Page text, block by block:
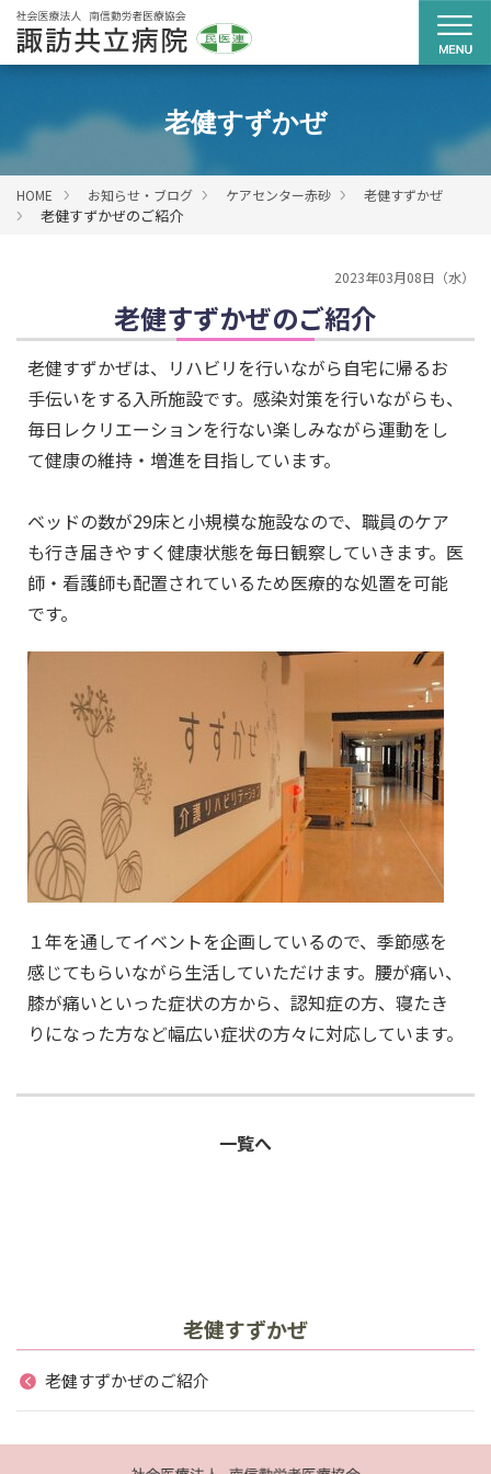
老健すずかぜ
HOME お知らせ・ブログ ケアセンター赤砂 老健すずかぜ
老健すずかぜのご紹介
2023年03月08日（水）
老健すずかぜのご紹介
老健すずかぜは、リハビリを行いながら自宅に帰るお
手伝いをする入所施設です。感染対策を行いながらも、
毎日レクリエーションを行ない楽しみながら運動をし
て健康の維持・増進を目指しています。
ベッドの数が29床と小規模な施設なので、職員のケア
も行き届きやすく健康状態を毎日観察していきます。医
師・看護師も配置されているため医療的な処置を可能
です。
１年を通してイベントを企画しているので、季節感を
感じてもらいながら生活していただけます。腰が痛い、
膝が痛いといった症状の方から、認知症の方、寝たき
りになった方など幅広い症状の方々に対応しています。
一覧へ
老健すずかぜ
老健すずかぜのご紹介